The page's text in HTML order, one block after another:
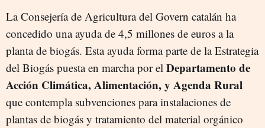
La Consejería de Agricultura del Govern catalán ha
concedido una ayuda de 4,5 millones de euros a la
planta de biogás. Esta ayuda forma parte de la Estrategia
del Biogás puesta en marcha por el Departamento de
Acción Climática, Alimentación, y Agenda Rural
que contempla subvenciones para instalaciones de
plantas de biogás y tratamiento del material orgánico